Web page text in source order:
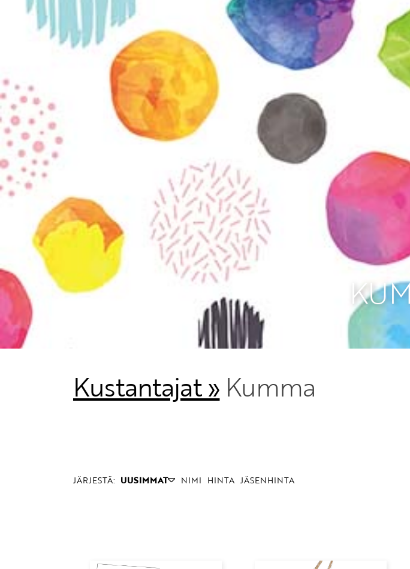
Kustantajat » Kumma
JÄRJESTÄ: UUSIMMAT NIMI HINTA JÄSENHINTA